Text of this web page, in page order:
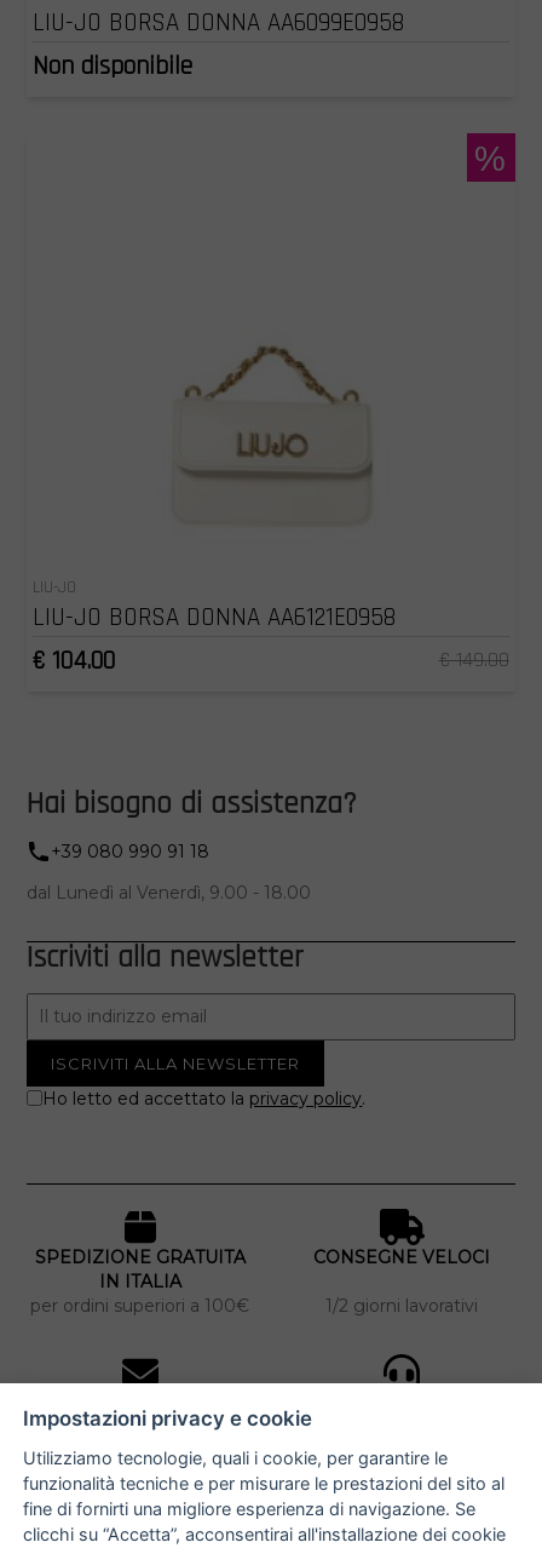
LIU-JO BORSA DONNA AA6099E0958
Non disponibile
LIU-JO
LIU-JO BORSA DONNA AA6121E0958
€ 104.00
€ 149.00
%
Hai bisogno di assistenza?
+39 080 990 91 18
dal Lunedì al Venerdì, 9.00 - 18.00
Iscriviti alla newsletter
Ho letto ed accettato la privacy policy.
SPEDIZIONE GRATUITA
IN ITALIA
per ordini superiori a 100€
CONSEGNE VELOCI
1/2 giorni lavorativi
iscriviti alla newsletter
per tutti gli ordini
Impostazioni privacy e cookie
Utilizziamo tecnologie, quali i cookie, per garantire le
funzionalità tecniche e per misurare le prestazioni del sito al
fine di fornirti una migliore esperienza di navigazione. Se
clicchi su “Accetta”, acconsentirai all'installazione dei cookie